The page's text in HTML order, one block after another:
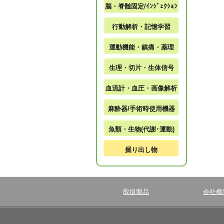
脳・脊髄固定/ｲﾝｼﾞｪｸｼｮﾝ
行動解析・記憶学習
運動機能・鎮痛・薬理
生理・切片・生体信号
血流計・血圧・画像解析
麻酔器/手術時使用機器
魚類・生物(代謝･運動)
掘り出し物
取扱製品 会社概